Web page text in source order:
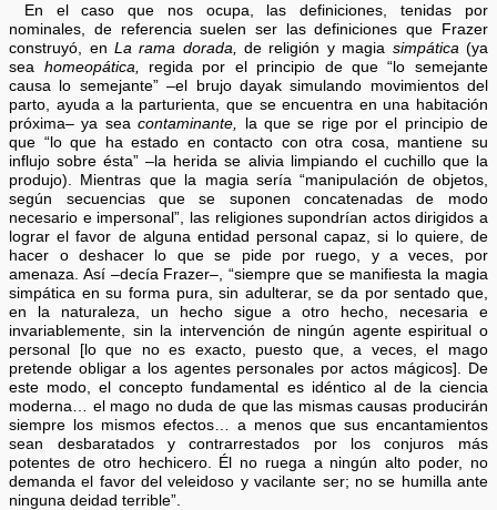
En el caso que nos ocupa, las definiciones, tenidas por
nominales, de referencia suelen ser las definiciones que Frazer
construyó, en La rama dorada, de religión y magia simpática (ya
sea homeopática,
regida por el principio de que “lo semejante
causa lo semejante” –el brujo dayak simulando movimientos del
parto, ayuda a la parturienta, que se encuentra en una habitación
próxima– ya seacontaminante,
la que se rige por el principio de
que “lo que ha estado en contacto con otra cosa, mantiene su
influjo sobre ésta” –la herida se alivia limpiando el cuchillo que la
produjo). Mientras que la magia sería “manipulación de objetos,
según secuencias que se suponen concatenadas de modo
necesario e impersonal”, las religiones supondrían actos dirigidos a
lograr el favor de alguna entidad personal capaz, si lo quiere, de
hacer o deshacer lo que se pide por ruego, y a veces, por
amenaza. Así –decía Frazer–, “siempre que se manifiesta la magia
simpática en su forma pura, sin adulterar, se da por sentado que,
en la naturaleza, un hecho sigue a otro hecho, necesaria e
invariablemente, sin la intervención de ningún agente espiritual o
personal [lo que no es exacto, puesto que, a veces, el mago
pretende obligar a los agentes personales por actos mágicos]. De
este modo, el concepto fundamental es idéntico al de la ciencia
moderna… el mago no duda de que las mismas causas producirán
siempre los mismos efectos… a menos que sus encantamientos
sean desbaratados y contrarrestados por los conjuros más
potentes de otro hechicero. Él no ruega a ningún alto poder, no
demanda el favor del veleidoso y vacilante ser; no se humilla ante
ninguna deidad terrible”.